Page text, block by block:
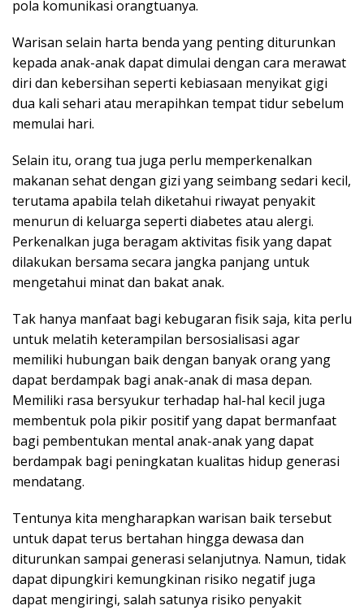
pola komunikasi orangtuanya.
Warisan selain harta benda yang penting diturunkan
kepada anak-anak dapat dimulai dengan cara merawat
diri dan kebersihan seperti kebiasaan menyikat gigi
dua kali sehari atau merapihkan tempat tidur sebelum
memulai hari.
Selain itu, orang tua juga perlu memperkenalkan
makanan sehat dengan gizi yang seimbang sedari kecil,
terutama apabila telah diketahui riwayat penyakit
menurun di keluarga seperti diabetes atau alergi.
Perkenalkan juga beragam aktivitas fisik yang dapat
dilakukan bersama secara jangka panjang untuk
mengetahui minat dan bakat anak.
Tak hanya manfaat bagi kebugaran fisik saja, kita perlu
untuk melatih keterampilan bersosialisasi agar
memiliki hubungan baik dengan banyak orang yang
dapat berdampak bagi anak-anak di masa depan.
Memiliki rasa bersyukur terhadap hal-hal kecil juga
membentuk pola pikir positif yang dapat bermanfaat
bagi pembentukan mental anak-anak yang dapat
berdampak bagi peningkatan kualitas hidup generasi
mendatang.
Tentunya kita mengharapkan warisan baik tersebut
untuk dapat terus bertahan hingga dewasa dan
diturunkan sampai generasi selanjutnya. Namun, tidak
dapat dipungkiri kemungkinan risiko negatif juga
dapat mengiringi, salah satunya risiko penyakit